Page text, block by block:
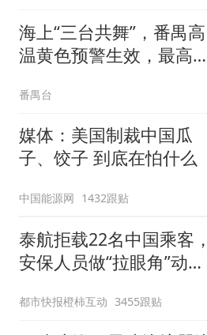
海上“三台共舞”，番禺高
温黄色预警生效，最高
番禺台
媒体：美国制裁中国瓜
子、饺子 到底在怕什么
中国能源网 1432跟贴
泰航拒载22名中国乘客，
安保人员做“拉眼角”动
拒绝登机决定由航司作
都市快报橙柿互动 3455跟贴